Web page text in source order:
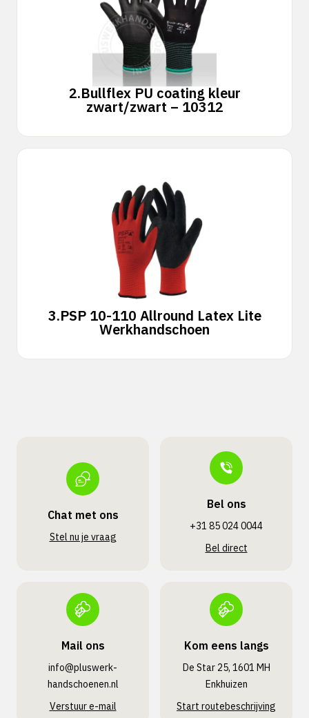
2.Bullflex PU coating kleur
zwart/zwart – 10312
3.PSP 10-110 Allround Latex Lite
Werkhandschoen
Chat met ons
Stel nu je vraag
Bel ons
+31 85 024 0044
Bel direct
Mail ons
info@pluswerk­
handschoenen.nl
Verstuur e-mail
Kom eens langs
De Star 25, 1601 MH
Enkhuizen
Start routebeschrijving